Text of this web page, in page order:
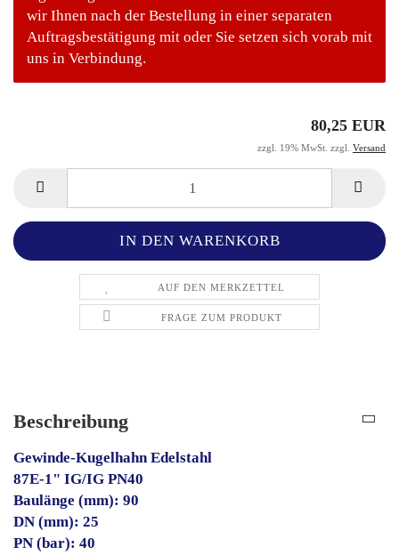
wir Ihnen nach der Bestellung in einer separaten
Auftragsbestätigung mit oder Sie setzen sich vorab mit
uns in Verbindung.
80,25 EUR
zzgl. 19% MwSt. zzgl. Versand
AUF DEN MERKZETTEL
FRAGE ZUM PRODUKT
Beschreibung
Gewinde-Kugelhahn Edelstahl
87E-1" IG/IG PN40
Baulänge (mm): 90
DN (mm): 25
PN (bar): 40